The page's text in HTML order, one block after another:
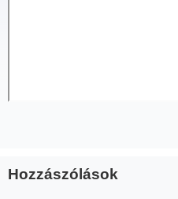
Hozzászólások